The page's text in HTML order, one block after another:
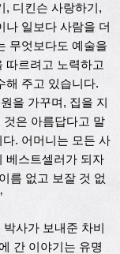
, 디킨슨 사랑하기,
나 일보다 사람을 더
무엇보다도 예술을
따르려고 노력하고
해 주고 있습니다.
을 가꾸며, 집을 지
것은 아름답다고 말
. 어머니는 모든 사
베스트셀러가 되자
름 없고 보잘 것 없
사가 보내준 차비
간 이야기는 유명